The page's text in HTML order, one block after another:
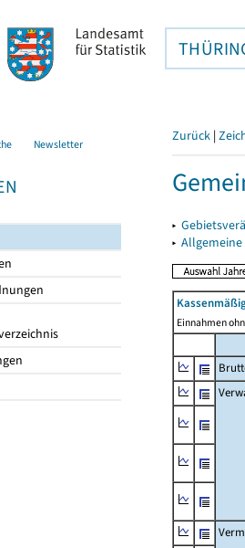
Newsletter Zurück |
▸
▸
Einnahmen